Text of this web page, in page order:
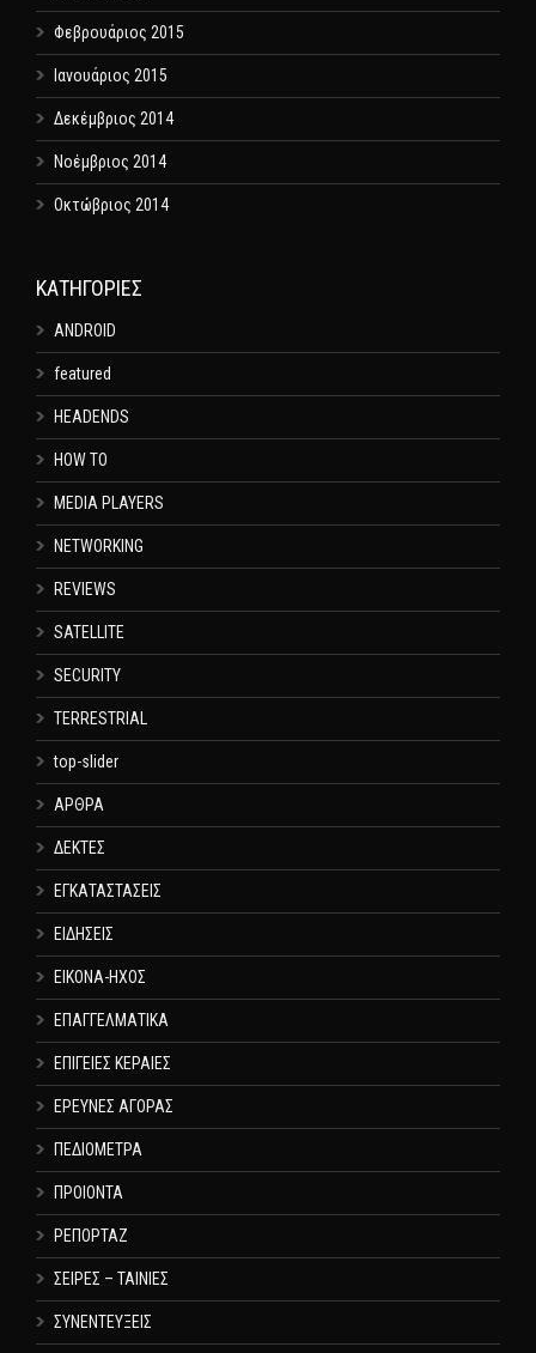
Φεβρουάριος 2015
Ιανουάριος 2015
Δεκέμβριος 2014
Νοέμβριος 2014
Οκτώβριος 2014
KΑΤΗΓΟΡΊΕΣ
ANDROID
featured
HEADENDS
HOW TO
MEDIA PLAYERS
NETWORKING
REVIEWS
SATELLITE
SECURITY
TERRESTRIAL
top-slider
ΑΡΘΡΑ
ΔΕΚΤΕΣ
ΕΓΚΑΤΑΣΤΑΣΕΙΣ
ΕΙΔΗΣΕΙΣ
ΕΙΚΟΝΑ-ΗΧΟΣ
ΕΠΑΓΓΕΛΜΑΤΙΚΑ
ΕΠΙΓΕΙΕΣ ΚΕΡΑΙΕΣ
ΕΡΕΥΝΕΣ ΑΓΟΡΑΣ
ΠΕΔΙΟΜΕΤΡΑ
ΠΡΟΙΟΝΤΑ
ΡΕΠΟΡΤΑΖ
ΣΕΙΡΕΣ – ΤΑΙΝΙΕΣ
ΣΥΝΕΝΤΕΥΞΕΙΣ